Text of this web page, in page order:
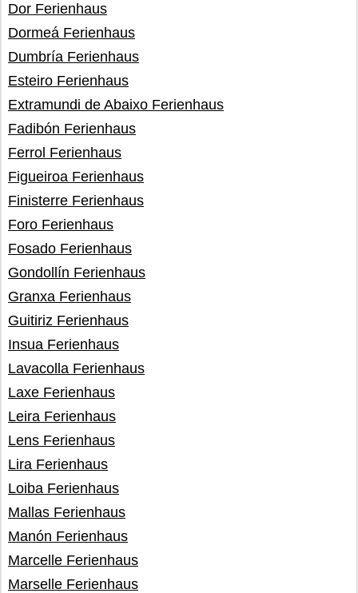
Dor Ferienhaus
Dormeá Ferienhaus
Dumbría Ferienhaus
Esteiro Ferienhaus
Extramundi de Abaixo Ferienhaus
Fadibón Ferienhaus
Ferrol Ferienhaus
Figueiroa Ferienhaus
Finisterre Ferienhaus
Foro Ferienhaus
Fosado Ferienhaus
Gondollín Ferienhaus
Granxa Ferienhaus
Guitiriz Ferienhaus
Insua Ferienhaus
Lavacolla Ferienhaus
Laxe Ferienhaus
Leira Ferienhaus
Lens Ferienhaus
Lira Ferienhaus
Loiba Ferienhaus
Mallas Ferienhaus
Manón Ferienhaus
Marcelle Ferienhaus
Marselle Ferienhaus